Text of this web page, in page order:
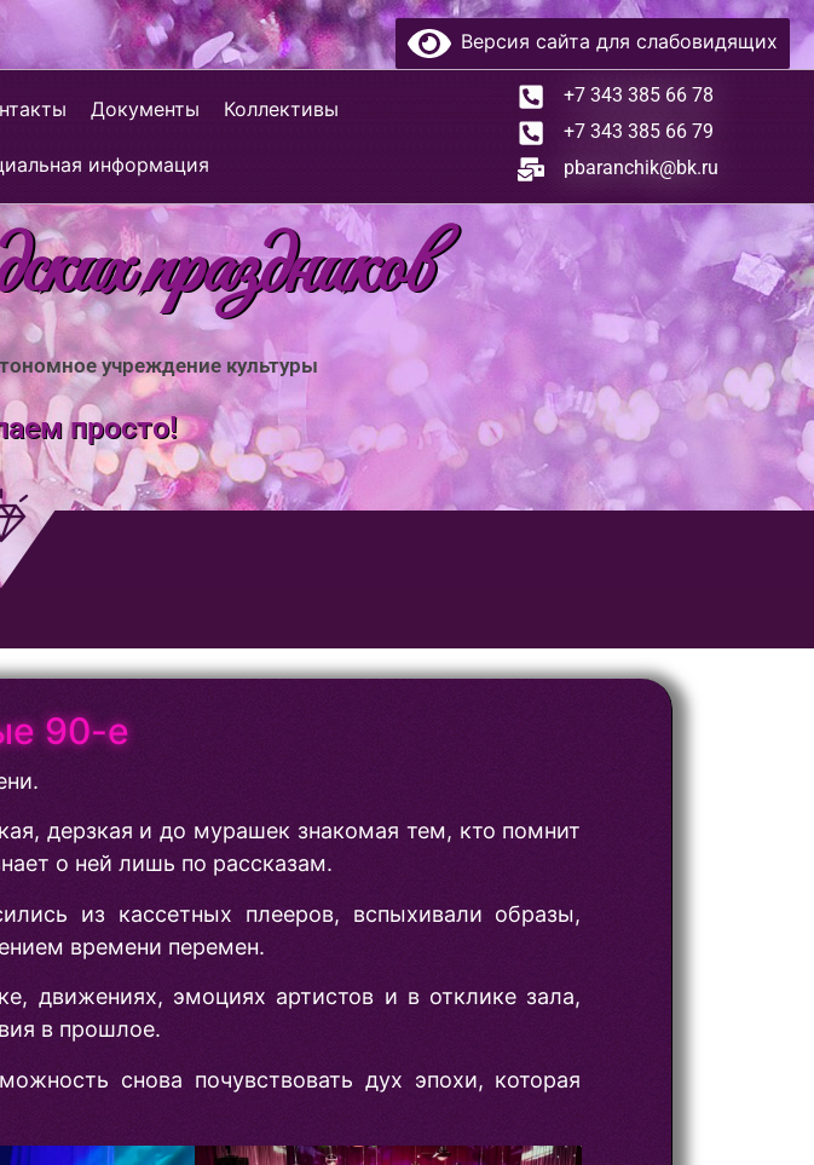
Версия сайта для слабовидящих
Документы Коллективы
информация
+7 343 385 66 78
+7 343 385 66 79
pbaranchik@bk.ru
праздников
учреждение культуры
просто!
90-е
дерзкая и до мурашек знакомая тем, кто помнит
о ней лишь по рассказам.
из кассетных плееров, вспыхивали образы,
времени перемен.
движениях, эмоциях артистов и в отклике зала,
в прошлое.
снова почувствовать дух эпохи, которая